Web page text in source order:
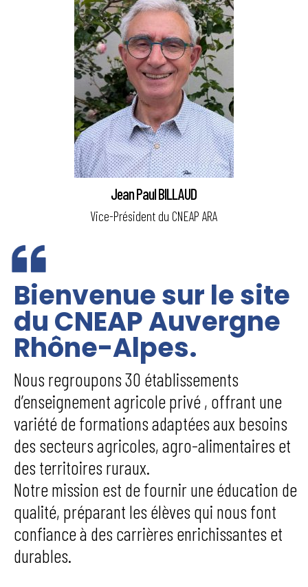
Jean Paul BILLAUD
Vice-Président du CNEAP ARA
Bienvenue sur le site
du CNEAP Auvergne
Rhône-Alpes.
Nous regroupons 30 établissements
d’enseignement agricole privé , offrant une
variété de formations adaptées aux besoins
des secteurs agricoles, agro-alimentaires et
des territoires ruraux.
Notre mission est de fournir une éducation de
qualité, préparant les élèves qui nous font
confiance à des carrières enrichissantes et
durables.